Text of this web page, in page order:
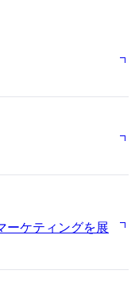
ーケティングを展